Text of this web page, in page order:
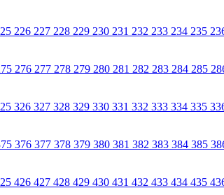
226 227 228 229 230 231 232 233 234 235
276 277 278 279 280 281 282 283 284 285
326 327 328 329 330 331 332 333 334 335
376 377 378 379 380 381 382 383 384 385
426 427 428 429 430 431 432 433 434 435